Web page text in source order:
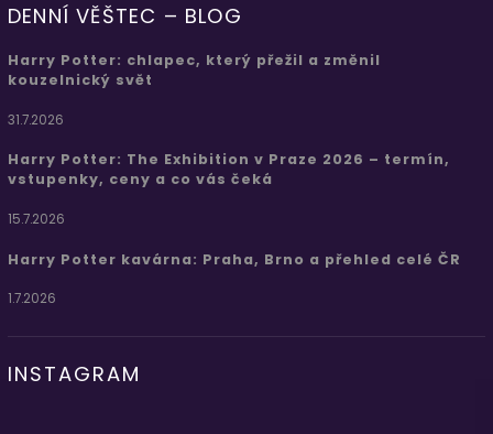
DENNÍ VĚŠTEC – BLOG
Harry Potter: chlapec, který přežil a změnil
kouzelnický svět
31.7.2026
Harry Potter: The Exhibition v Praze 2026 – termín,
vstupenky, ceny a co vás čeká
15.7.2026
Harry Potter kavárna: Praha, Brno a přehled celé ČR
1.7.2026
INSTAGRAM